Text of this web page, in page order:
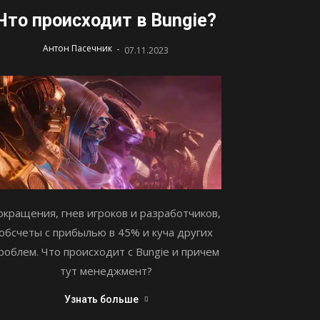
происходит в Bungie?
Антон Пасечник - 07.11.2023
гнев игроков и разработчиков,
с прибылью в 45% и куча других
Что происходит с Bungie и причем
тут менеджмент?
Узнать больше